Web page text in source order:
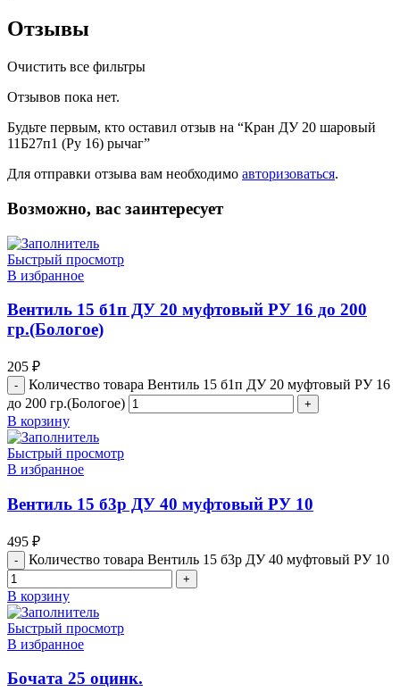
Отзывы
Очистить все фильтры
Отзывов пока нет.
Будьте первым, кто оставил отзыв на “Кран ДУ 20 шаровый
11Б27п1 (Ру 16) рычаг”
Для отправки отзыва вам необходимо авторизоваться.
Возможно, вас заинтересует
Быстрый просмотр
В избранное
Вентиль 15 б1п ДУ 20 муфтовый РУ 16 до 200
гр.(Бологое)
205 ₽
Количество товара Вентиль 15 б1п ДУ 20 муфтовый РУ 16
до 200 гр.(Бологое)
В корзину
Быстрый просмотр
В избранное
Вентиль 15 б3р ДУ 40 муфтовый РУ 10
495 ₽
Количество товара Вентиль 15 б3р ДУ 40 муфтовый РУ 10
В корзину
Быстрый просмотр
В избранное
Бочата 25 оцинк.